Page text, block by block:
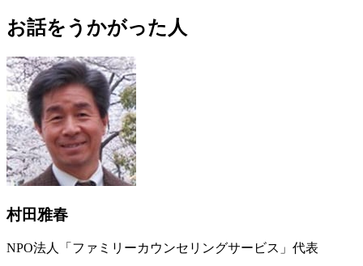
お話をうかがった人
村田雅春
NPO法人「ファミリーカウンセリングサービス」代表